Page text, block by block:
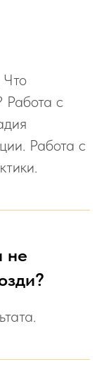
Что
Работа с
Работа с
не